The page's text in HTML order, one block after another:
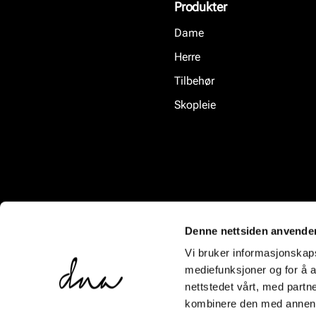
Denne nettsiden
Vi bruker
mediefunksjoner og for å
nettstedet vårt, med
kombinere den med
Produkter
Dame
Herre
Tilbehør
Skopleie